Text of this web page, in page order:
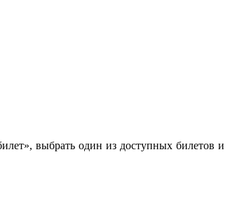
выбрать один из доступных билетов и